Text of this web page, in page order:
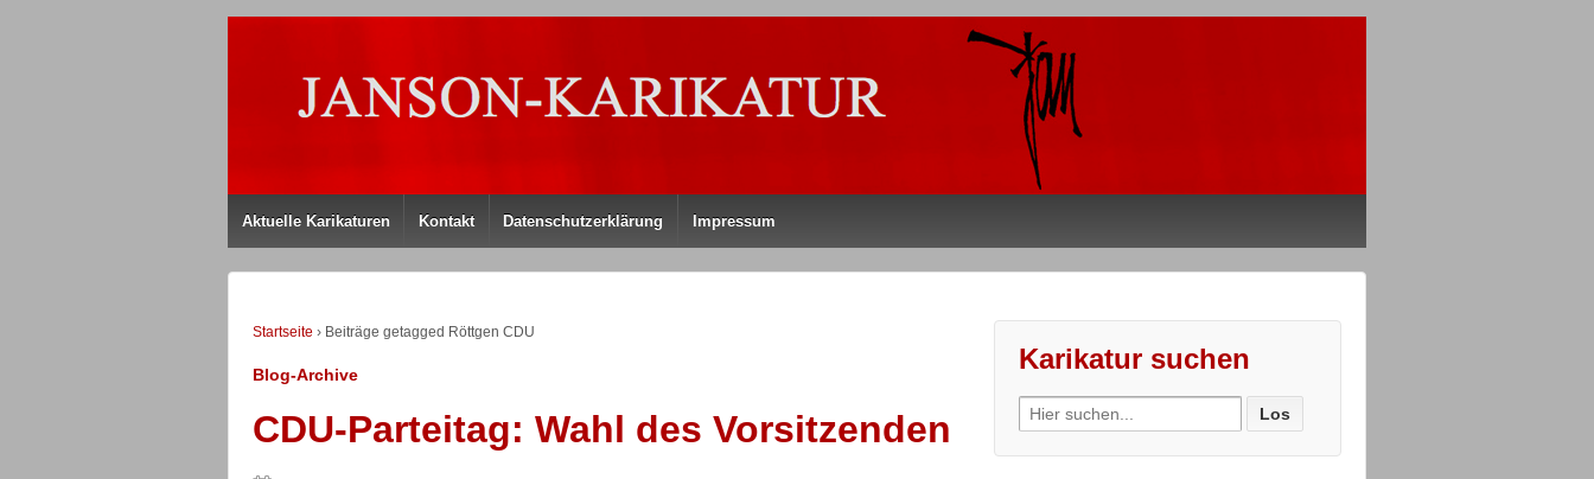
Aktuelle Karikaturen Kontakt Datenschutzerklärung Impressum
Startseite › Beiträge getagged Röttgen CDU
Blog-Archive
CDU-Parteitag: Wahl des Vorsitzenden
Karikatur suchen
Search
for: